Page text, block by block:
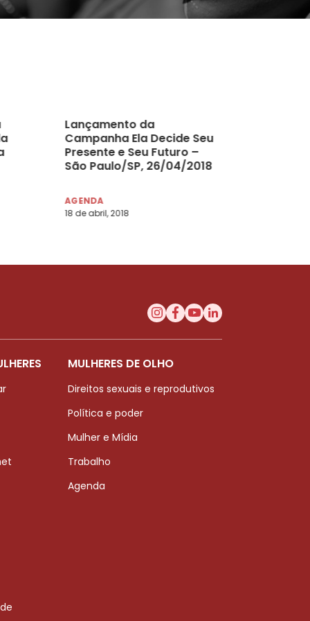
Lançamento da
Campanha Ela Decide Seu
Presente e Seu Futuro –
São Paulo/SP, 26/04/2018
AGENDA
18 de abril, 2018
MULHERES DE OLHO
Direitos sexuais e reprodutivos
Política e poder
Mulher e Mídia
Trabalho
Agenda